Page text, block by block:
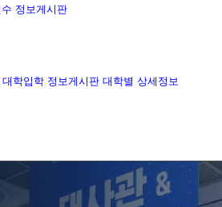
정보게시판
대학입학 정보게시판 대학별 상세정보